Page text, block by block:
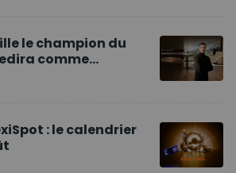
le champion du
comme
la marque en Europe
: le calendrier